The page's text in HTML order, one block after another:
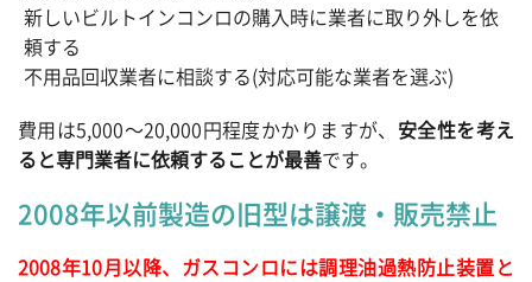
新しいビルトインコンロの購入時に業者に取り外しを依
頼する
不用品回収業者に相談する(対応可能な業者を選ぶ)
費用は5,000～20,000円程度かかりますが、 安全性を考え
ると専門業者に依頼することが最善です。
2008年以前製造の旧型は譲渡・販売禁止
2008年10月以降、ガスコンロには調理油過熱防止装置と